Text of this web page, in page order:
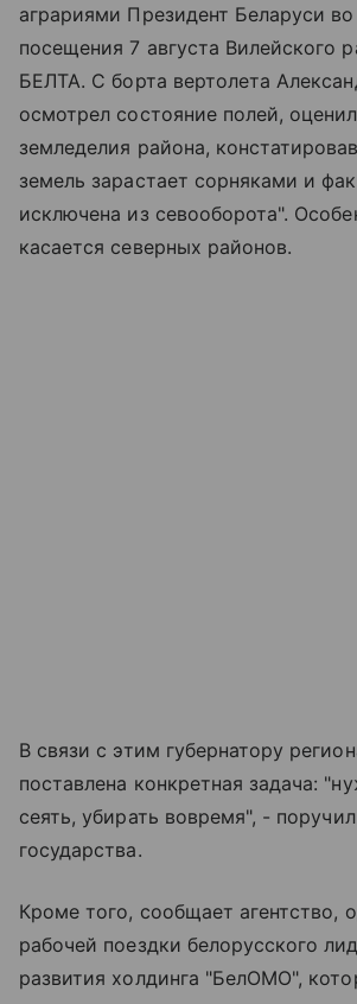
аграриями Президент Беларуси
посещения 7 августа Вилейского
БЕЛТА. С борта вертолета
осмотрел состояние полей,
земледелия района,
земель зарастает сорняками и
исключена из севооборота".
касается северных районов.
В связи с этим губернатору
поставлена конкретная задача:
сеять, убирать вовремя", - поручил
государства.
Кроме того, сообщает агентство,
рабочей поездки белорусского
развития холдинга "БелОМО",